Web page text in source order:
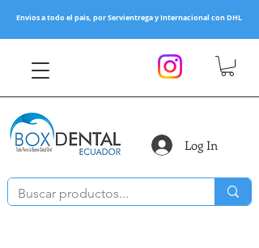
Envios a todo el pais, por Servientrega y Internacional con DHL
Log In